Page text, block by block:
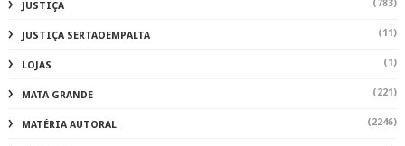
JUSTIÇA (783)
JUSTIÇA SERTAOEMPALTA (11)
LOJAS (1)
MATA GRANDE (221)
MATÉRIA AUTORAL (2246)